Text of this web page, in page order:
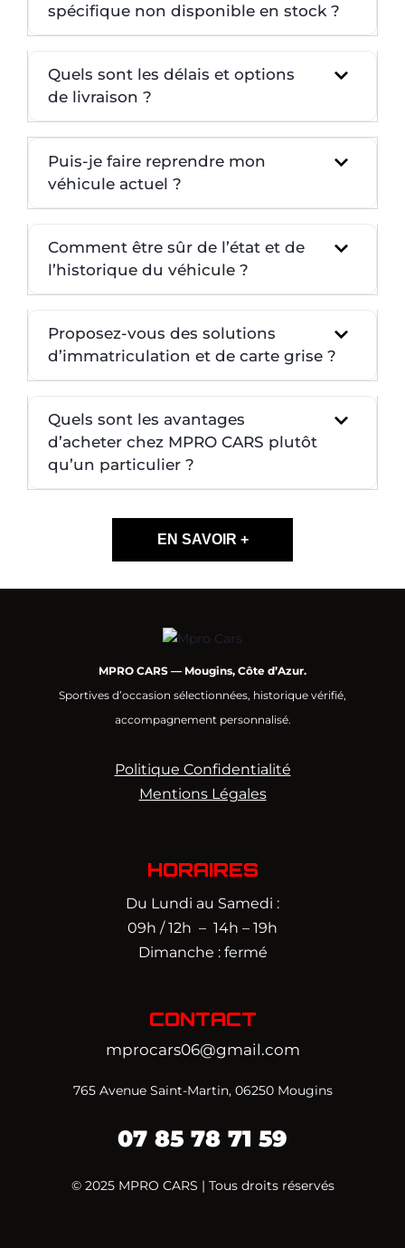
spécifique non disponible en stock ?
Quels sont les délais et options
de livraison ?
Puis-je faire reprendre mon
véhicule actuel ?
Comment être sûr de l’état et de
l’historique du véhicule ?
Proposez-vous des solutions
d’immatriculation et de carte grise ?
Quels sont les avantages
d’acheter chez MPRO CARS plutôt
qu’un particulier ?
EN SAVOIR +
MPRO CARS — Mougins, Côte d’Azur.
Sportives d’occasion sélectionnées, historique vérifié,
accompagnement personnalisé.
Politique Confidentialité
Mentions Légales
HORAIRES
Du Lundi au Samedi :
09h / 12h – 14h – 19h
Dimanche : fermé
CONTACT
mprocars06@gmail.com
765 Avenue Saint-Martin, 06250 Mougins
07 85 78 71 59‬
© 2025 MPRO CARS | Tous droits réservés